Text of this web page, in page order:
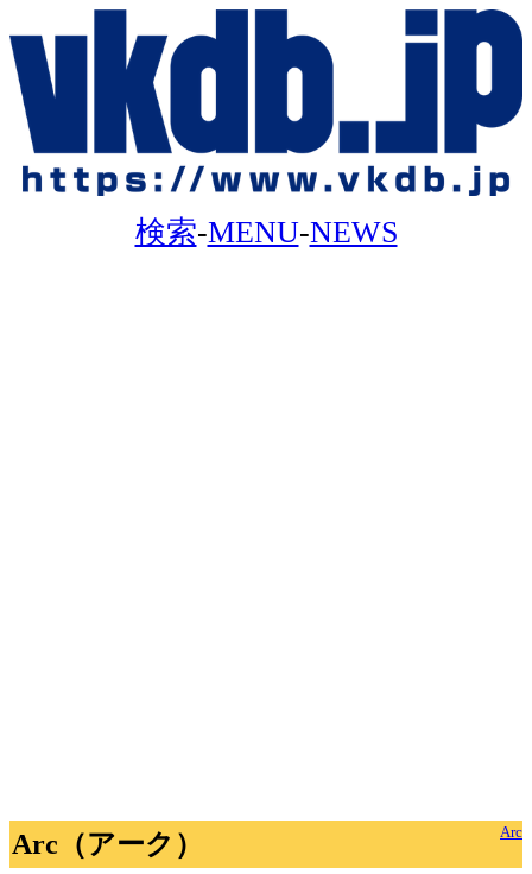
検索-MENU-NEWS
Arc
Arc（アーク）